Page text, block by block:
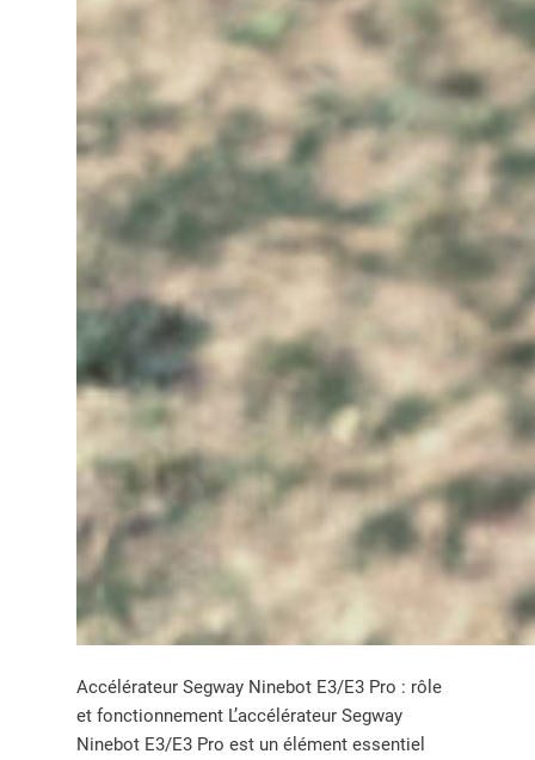
Accélérateur Segway Ninebot E3/E3 Pro : rôle
et fonctionnement L’accélérateur Segway
Ninebot E3/E3 Pro est un élément essentiel